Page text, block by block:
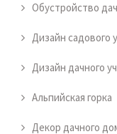
Обустройство
Дизайн садового
Дизайн дачного
Альпийская горка
Декор дачного